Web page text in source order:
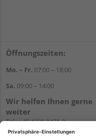
Öffnungszeiten:
Mo. – Fr. 07:00 – 18:00
Sa. 09:00 – 14:00
Wir helfen Ihnen gerne
weiter
Tel.:+49 4321 9471-0
E-Mail:shop@holzland-greve.de